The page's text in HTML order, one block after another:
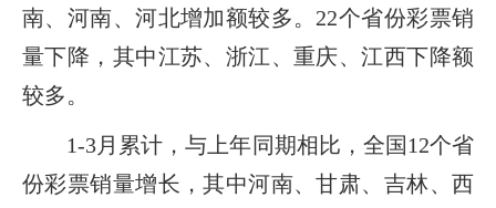
南、河南、河北增加额较多。22个省份彩票销
量下降，其中江苏、浙江、重庆、江西下降额
较多。
1-3月累计，与上年同期相比，全国12个省
份彩票销量增长，其中河南、甘肃、吉林、西